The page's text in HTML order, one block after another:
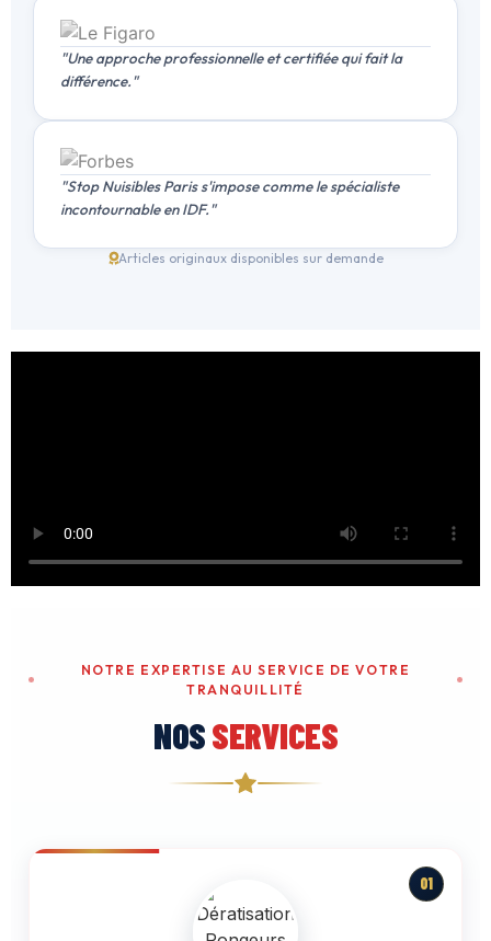
"Une approche professionnelle et certifiée qui fait la
différence."
"Stop Nuisibles Paris s'impose comme le spécialiste
incontournable en IDF."
Articles originaux disponibles sur demande
NOTRE EXPERTISE AU SERVICE DE VOTRE
TRANQUILLITÉ
NOSSERVICES
01